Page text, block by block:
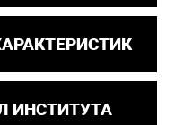
ИНСТИТУТА